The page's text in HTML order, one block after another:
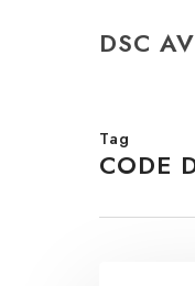
DSC
Tag
CODE